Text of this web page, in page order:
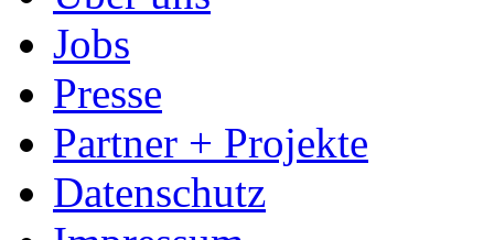
- Hohes Honorar auf die
- Für Sie komplett
- Es dauert nur 5 Minuten
- Jede Arbeit findet Leser